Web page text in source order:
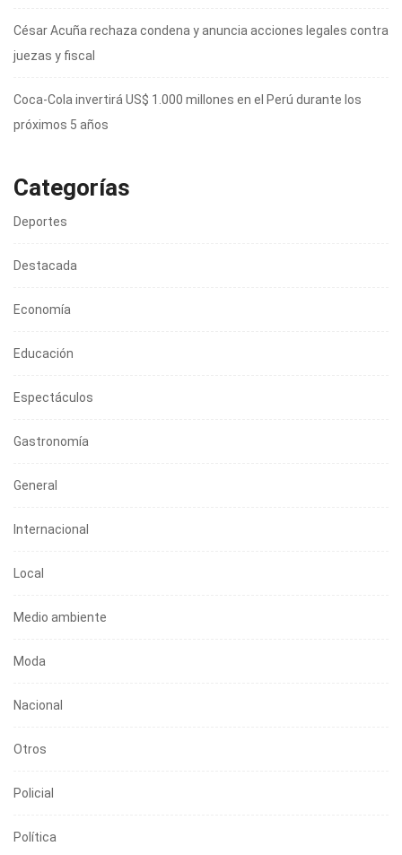
César Acuña rechaza condena y anuncia acciones legales contra
juezas y fiscal
Coca-Cola invertirá US$ 1.000 millones en el Perú durante los
próximos 5 años
Categorías
Deportes
Destacada
Economía
Educación
Espectáculos
Gastronomía
General
Internacional
Local
Medio ambiente
Moda
Nacional
Otros
Policial
Política